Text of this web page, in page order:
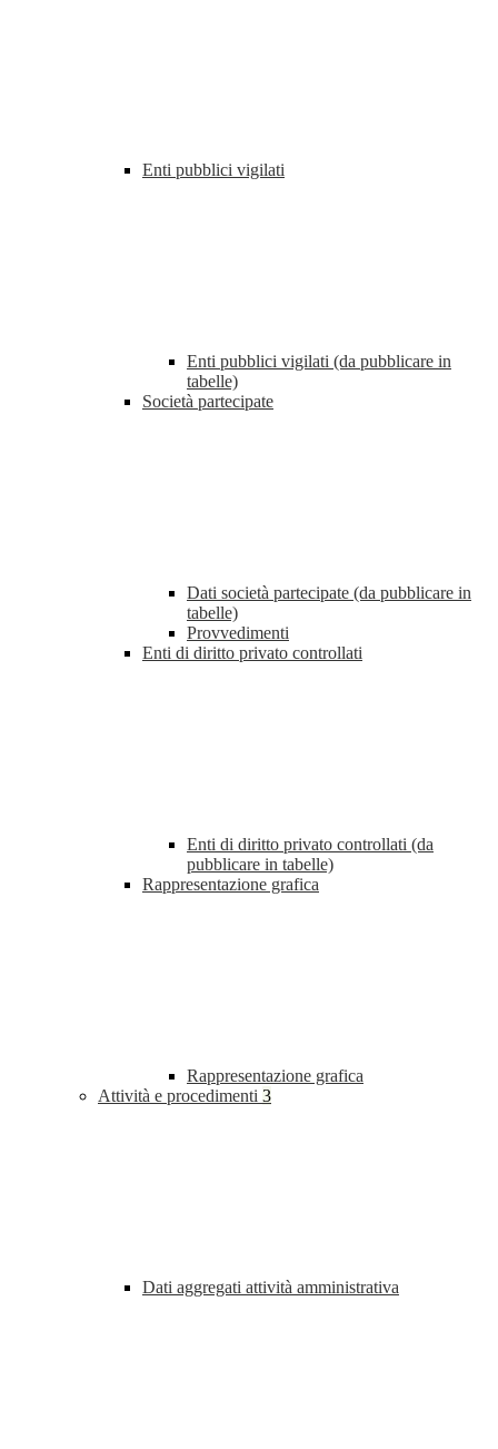
Enti pubblici vigilati
Enti pubblici vigilati (da pubblicare in
tabelle)
Società partecipate
Dati società partecipate (da pubblicare in
tabelle)
Provvedimenti
Enti di diritto privato controllati
Enti di diritto privato controllati (da
pubblicare in tabelle)
Rappresentazione grafica
Rappresentazione grafica
Attività e procedimenti 3
Dati aggregati attività amministrativa